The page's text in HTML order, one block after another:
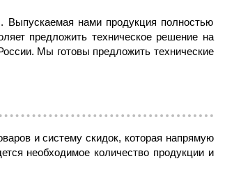
Выпускаемая нами продукция полностью
предложить техническое решение на
Мы готовы предложить технические
и систему скидок, которая напрямую
необходимое количество продукции и